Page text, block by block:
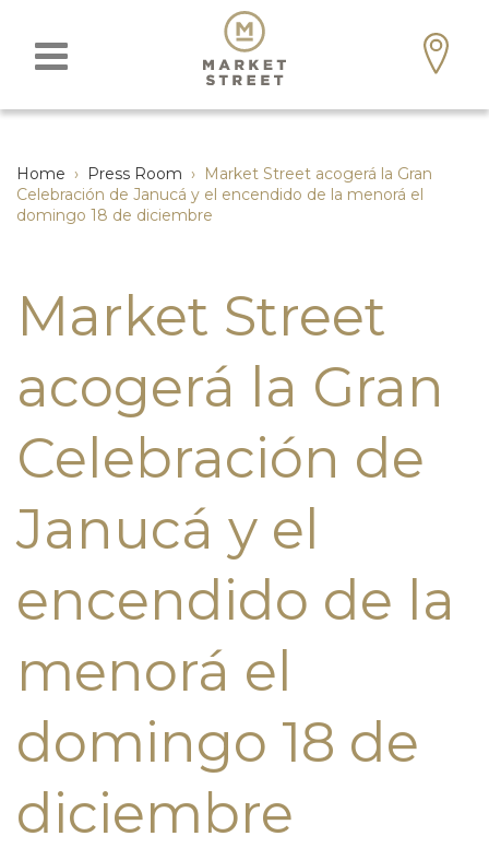
Home › Press Room › Market Street acogerá la Gran
Celebración de Janucá y el encendido de la menorá el
domingo 18 de diciembre
Market Street
acogerá la Gran
Celebración de
Janucá y el
encendido de la
menorá el
domingo 18 de
diciembre